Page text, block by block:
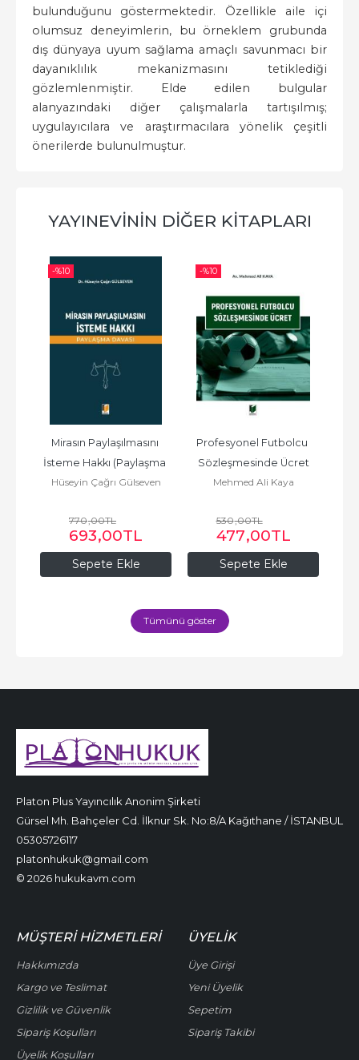
bulunduğunu göstermektedir. Özellikle aile içi
olumsuz deneyimlerin, bu örneklem grubunda
dış dünyaya uyum sağlama amaçlı savunmacı bir
dayanıklılık mekanizmasını tetiklediği
gözlemlenmiştir. Elde edilen bulgular
alanyazındaki diğer çalışmalarla tartışılmış;
uygulayıcılara ve araştırmacılara yönelik çeşitli
önerilerde bulunulmuştur.
YAYINEVININ DIĞER KITAPLARI
-%10
Sepete Ekle
Mirasın Paylaşılmasını
İsteme Hakkı (Paylaşma
Davası)
Hüseyin Çağrı Gülseven
770,00TL
693,00TL
-%10
Sepete Ekle
Profesyonel Futbolcu
Sözleşmesinde Ücret
Mehmed Ali Kaya
530,00TL
477,00TL
Tümünü göster
Platon Plus Yayıncılık Anonim Şirketi
Gürsel Mh. Bahçeler Cd. İlknur Sk. No:8/A Kağıthane / İSTANBUL
05305726117
platonhukuk@gmail.com
© 2026 hukukavm.com
MÜŞTERI HIZMETLERI
Hakkımızda
Kargo ve Teslimat
Gizlilik ve Güvenlik
Sipariş Koşulları
Üyelik Koşulları
ÜYELIK
Üye Girişi
Yeni Üyelik
Sepetim
Sipariş Takibi